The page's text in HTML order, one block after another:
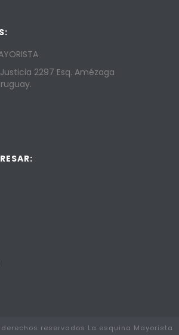
2297 Esq. Amézaga
reservados La esquina Mayorista